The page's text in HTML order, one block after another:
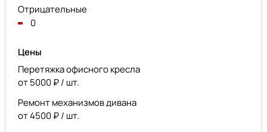
Отрицательные
0
Цены
Перетяжка офисного кресла
от 5000 ₽ / шт.
Ремонт механизмов дивана
от 4500 ₽ / шт.